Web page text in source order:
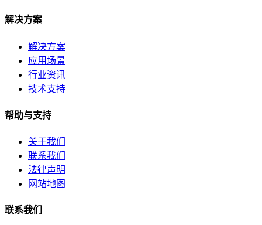
解决方案
解决方案
应用场景
行业资讯
技术支持
帮助与支持
关于我们
联系我们
法律声明
网站地图
联系我们